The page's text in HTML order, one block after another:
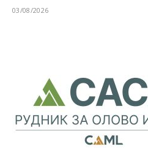
03/08/2026